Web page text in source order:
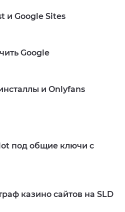
и Google Sites
Google
и Onlyfans
под общие ключи с
казино сайтов на SLD